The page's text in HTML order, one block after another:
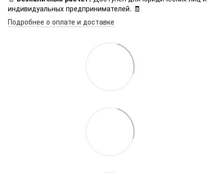
индивидуальных предпринимателей. 🧾
Подробнее о оплате и доставке